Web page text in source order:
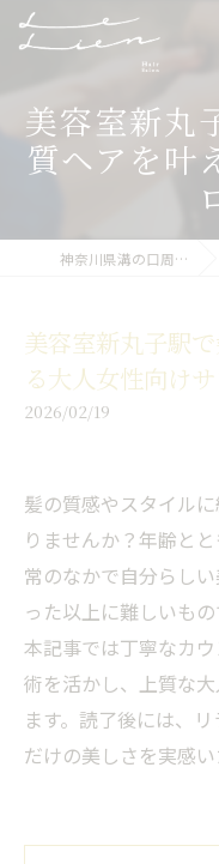
美容室新丸
質ヘアを叶
神奈川県溝の口周辺の美容室ならLe lien
美容室新丸子駅
る大人女性向け
2026/02/19
髪の質感やスタイル
りませんか？年齢と
常のなかで自分らし
った以上に難しいも
本記事では丁寧なカ
術を活かし、上質な
ます。読了後には、
だけの美しさを実感